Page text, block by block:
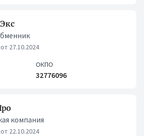
27.10.2024
ОКПО
32776096
компания
22.10.2024